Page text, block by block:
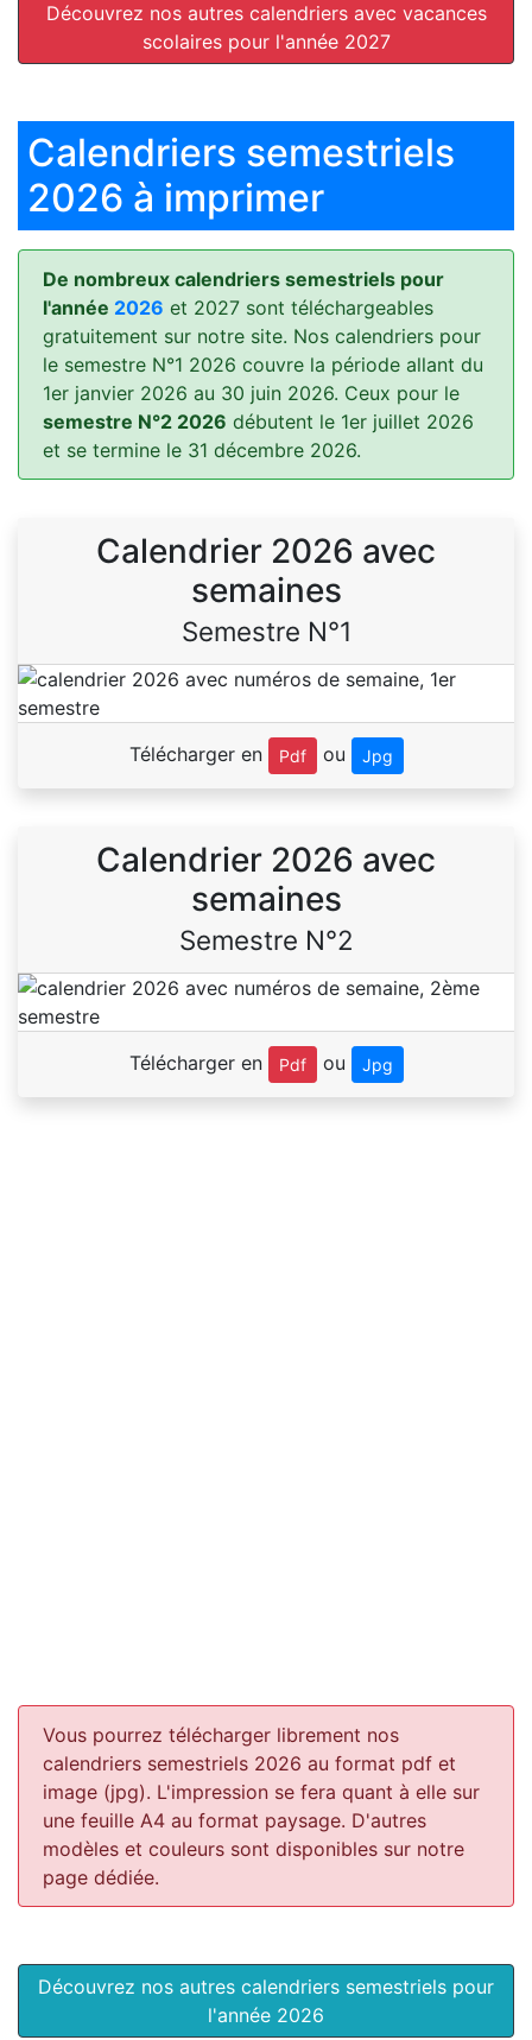
Découvrez nos autres calendriers avec vacances
scolaires pour l'année 2027
Calendriers semestriels
2026 à imprimer
De nombreux calendriers semestriels pour
l'année 2026 et 2027 sont téléchargeables
gratuitement sur notre site. Nos calendriers pour
le semestre N°1 2026 couvre la période allant du
1er janvier 2026 au 30 juin 2026. Ceux pour le
semestre N°2 2026 débutent le 1er juillet 2026
et se termine le 31 décembre 2026.
Calendrier 2026 avec
semaines
Semestre N°1
Télécharger en Pdf ou Jpg
Calendrier 2026 avec
semaines
Semestre N°2
Télécharger en Pdf ou Jpg
Vous pourrez télécharger librement nos
calendriers semestriels 2026 au format pdf et
image (jpg). L'impression se fera quant à elle sur
une feuille A4 au format paysage. D'autres
modèles et couleurs sont disponibles sur notre
page dédiée.
Découvrez nos autres calendriers semestriels pour
l'année 2026